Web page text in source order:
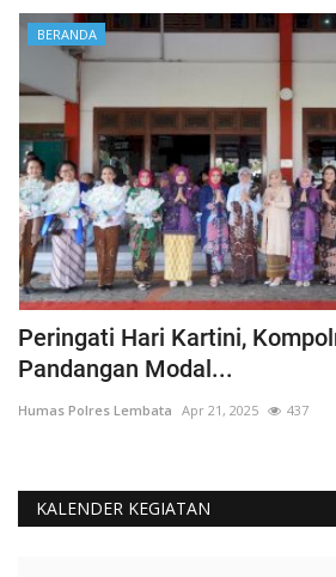
BERANDA
Peringati Hari Kartini,
Pandangan Modal...
Humas Polres Lembata Apr 21, 2025 437
KALENDER KEGIATAN